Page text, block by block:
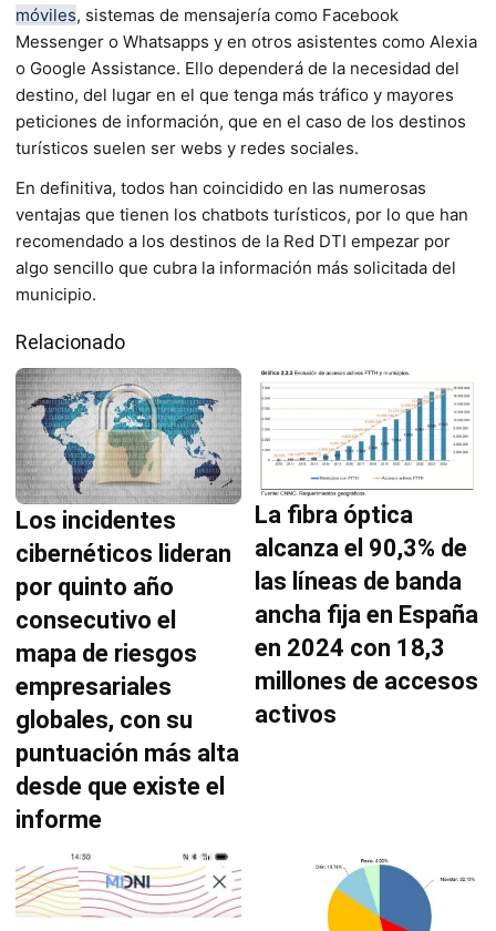
móviles, sistemas de mensajería como Facebook
Messenger o Whatsapps y en otros asistentes como Alexia
o Google Assistance. Ello dependerá de la necesidad del
destino, del lugar en el que tenga más tráfico y mayores
peticiones de información, que en el caso de los destinos
turísticos suelen ser webs y redes sociales.
En definitiva, todos han coincidido en las numerosas
ventajas que tienen los chatbots turísticos, por lo que han
recomendado a los destinos de la Red DTI empezar por
algo sencillo que cubra la información más solicitada del
municipio.
Relacionado
Los incidentes
cibernéticos lideran
por quinto año
consecutivo el
mapa de riesgos
empresariales
globales, con su
puntuación más alta
desde que existe el
informe
La fibra óptica
alcanza el 90,3% de
las líneas de banda
ancha fija en España
en 2024 con 18,3
millones de accesos
activos